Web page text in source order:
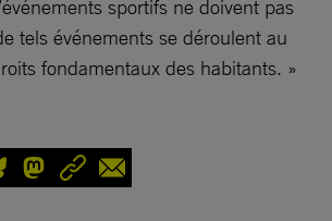
sportifs ne doivent pas
tels événements se déroulent au
fondamentaux des habitants. »